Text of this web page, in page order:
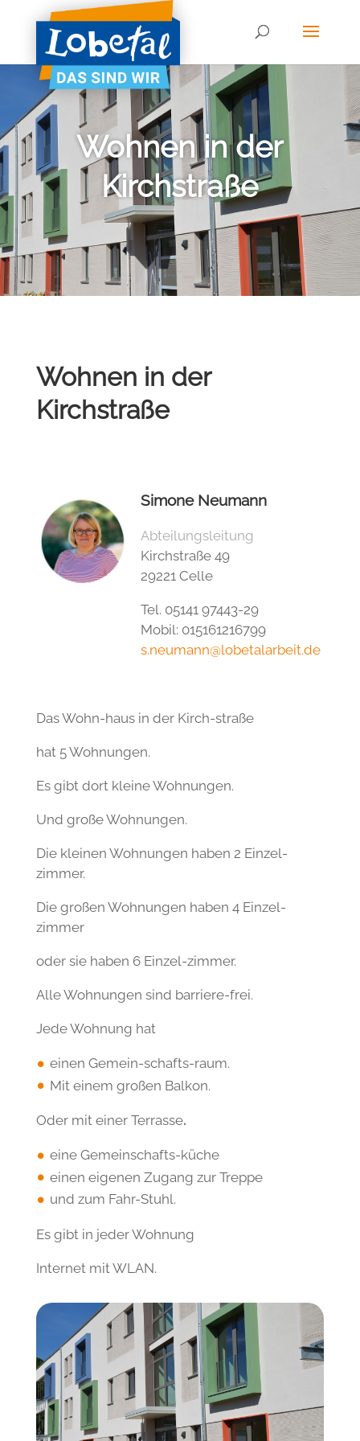
Wohnen in der
Kirchstraße
Wohnen in der
Kirchstraße
Simone Neumann
Abteilungsleitung
Kirchstraße 49
29221 Celle
Tel. 05141 97443-29
Mobil: 015161216799
s.neumann@lobetalarbeit.de
Das Wohn-haus in der Kirch-straße
hat 5 Wohnungen.
Es gibt dort kleine Wohnungen.
Und große Wohnungen.
Die kleinen Wohnungen haben 2 Einzel-
zimmer.
Die großen Wohnungen haben 4 Einzel-
zimmer
oder sie haben 6 Einzel-zimmer.
Alle Wohnungen sind barriere-frei.
Jede Wohnung hat
einen Gemein-schafts-raum.
Mit einem großen Balkon.
Oder mit einer Terrasse.
eine Gemeinschafts-küche
einen eigenen Zugang zur Treppe
und zum Fahr-Stuhl.
Es gibt in jeder Wohnung
Internet mit WLAN.